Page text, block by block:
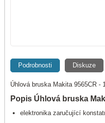
Podrobnosti Diskuze
Úhlová bruska Makita 9565CR -
Popis Úhlová bruska
elektronika zaručující